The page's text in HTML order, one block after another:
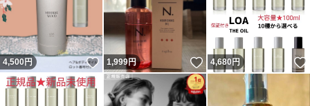
4,500円 いいね！
1,999円 いいね！
4,680 円